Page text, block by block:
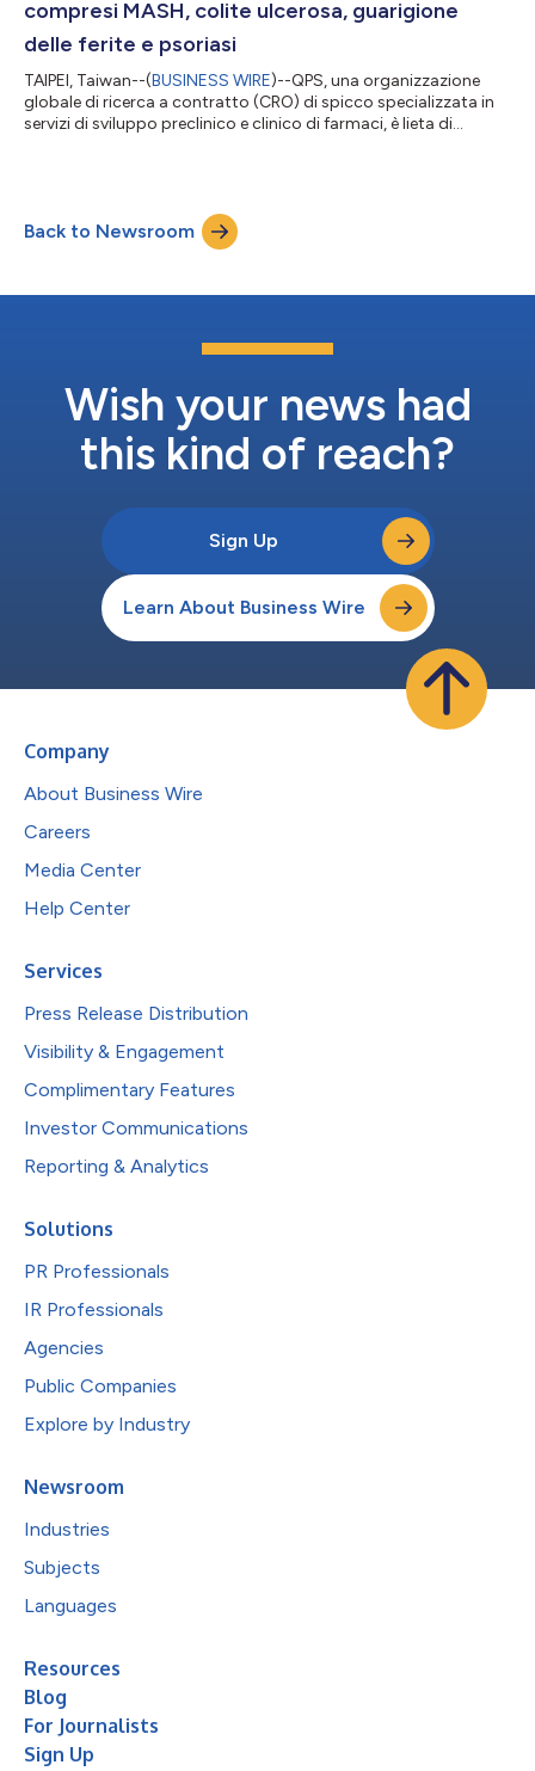
compresi MASH, colite ulcerosa, guarigione
delle ferite e psoriasi
TAIPEI, Taiwan--(BUSINESS WIRE)--QPS, una organizzazione
globale di ricerca a contratto (CRO) di spicco specializzata in
servizi di sviluppo preclinico e clinico di farmaci, è lieta di
disfunzione metabolica (MASH), la colite ulcerosa (UC), la
guarigione delle ferite e la psoriasi. Questi nuovi modelli di
Back to Newsroom
Wish your news had
this kind of reach?
Sign Up
Learn About Business Wire
Company
About Business Wire
Careers
Media Center
Help Center
Services
Press Release Distribution
Visibility & Engagement
Complimentary Features
Investor Communications
Reporting & Analytics
Solutions
PR Professionals
IR Professionals
Agencies
Public Companies
Explore by Industry
Newsroom
Industries
Subjects
Languages
Resources
Blog
For Journalists
Sign Up